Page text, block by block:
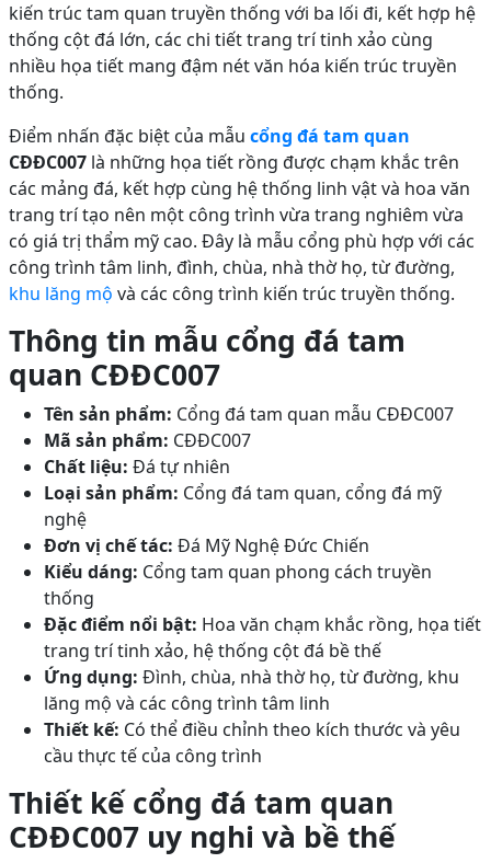
kiến trúc tam quan truyền thống với ba lối đi, kết hợp hệ
thống cột đá lớn, các chi tiết trang trí tinh xảo cùng
nhiều họa tiết mang đậm nét văn hóa kiến trúc truyền
thống.
Điểm nhấn đặc biệt của mẫu cổng đá tam quan
CĐĐC007 là những họa tiết rồng được chạm khắc trên
các mảng đá, kết hợp cùng hệ thống linh vật và hoa văn
trang trí tạo nên một công trình vừa trang nghiêm vừa
có giá trị thẩm mỹ cao. Đây là mẫu cổng phù hợp với các
công trình tâm linh, đình, chùa, nhà thờ họ, từ đường,
khu lăng mộ và các công trình kiến trúc truyền thống.
Thông tin mẫu cổng đá tam
quan CĐĐC007
Tên sản phẩm: Cổng đá tam quan mẫu CĐĐC007
Mã sản phẩm: CĐĐC007
Chất liệu: Đá tự nhiên
Loại sản phẩm: Cổng đá tam quan, cổng đá mỹ
nghệ
Đơn vị chế tác: Đá Mỹ Nghệ Đức Chiến
Kiểu dáng: Cổng tam quan phong cách truyền
thống
Đặc điểm nổi bật: Hoa văn chạm khắc rồng, họa tiết
trang trí tinh xảo, hệ thống cột đá bề thế
Ứng dụng: Đình, chùa, nhà thờ họ, từ đường, khu
lăng mộ và các công trình tâm linh
Thiết kế: Có thể điều chỉnh theo kích thước và yêu
cầu thực tế của công trình
Thiết kế cổng đá tam quan
CĐĐC007 uy nghi và bề thế